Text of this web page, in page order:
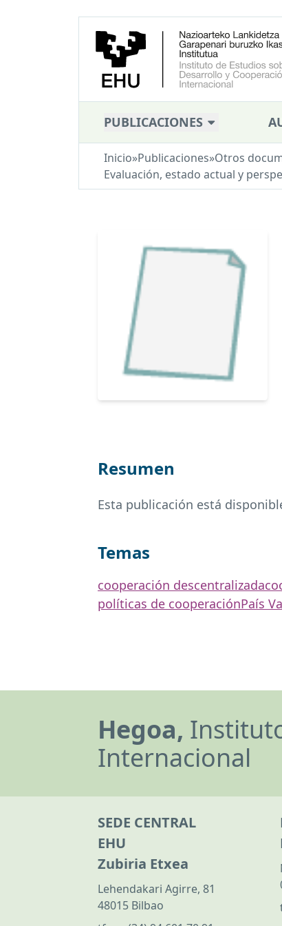
PUBLICACIONES
Inicio»Publicaciones»Otros
Evaluación, estado actual y
Resumen
Esta publicación está
Temas
cooperación descentralizada
políticas de cooperaciónPaís
Hegoa,
Internacional
SEDE CENTRAL
EHU
Zubiria Etxea
Lehendakari Agirre, 81
48015 Bilbao